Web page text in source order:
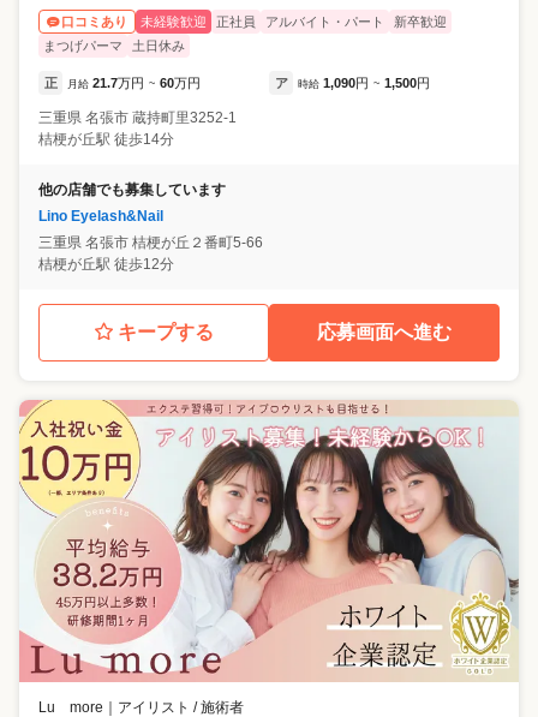
口コミあり 未経験歓迎 正社員 アルバイト・パート
新卒歓迎
まつげパーマ
土日休み
正 月給 21.7万円 ~ 60万円 ア 時給 1,090円 ~ 1,500円
三重県 名張市 蔵持町里3252-1
桔梗が丘駅 徒歩14分
他の店舗でも募集しています
Lino Eyelash&Nail
三重県 名張市 桔梗が丘２番町5-66
桔梗が丘駅 徒歩12分
キープする 応募画面へ進む
Lu more ｜ アイリスト / 施術者